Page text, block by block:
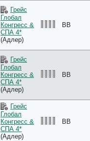
Грейс
Глобал
Конгресс &
СПА 4*
(Адлер)
BB
Грейс
Глобал
Конгресс &
СПА 4*
(Адлер)
BB
Грейс
Глобал
Конгресс &
СПА 4*
(Адлер)
BB